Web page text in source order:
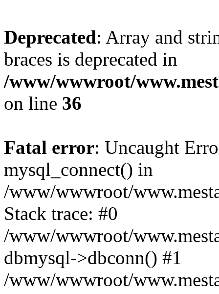
Deprecated: Array and
braces is deprecated in
/www/wwwroot/
on line 36
Fatal error: Uncaught
mysql_connect() in
/www/wwwroot/
Stack trace: #0
/www/wwwroot/
dbmysql->dbconn() #1
/www/wwwroot/